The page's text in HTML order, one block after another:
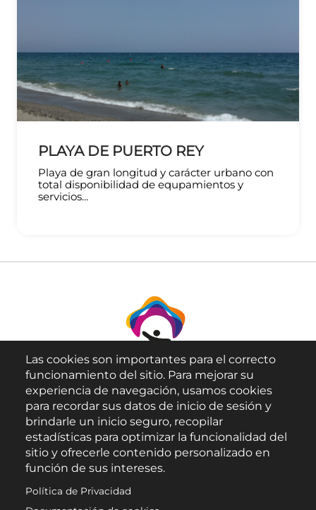
PLAYA DE PUERTO REY
Playa de gran longitud y carácter urbano con
total disponibilidad de equpamientos y
servicios...
Aviso Legal
Política de Privacidad
Las cookies son importantes para el correcto
funcionamiento del sitio. Para mejorar su
experiencia de navegación, usamos cookies
para recordar sus datos de inicio de sesión y
brindarle un inicio seguro, recopilar
estadísticas para optimizar la funcionalidad del
sitio y ofrecerle contenido personalizado en
función de sus intereses.
Política de Privacidad